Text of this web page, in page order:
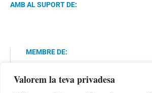
Valorem la teva privadesa
AMB AL SUPORT DE:
MEMBRE DE: